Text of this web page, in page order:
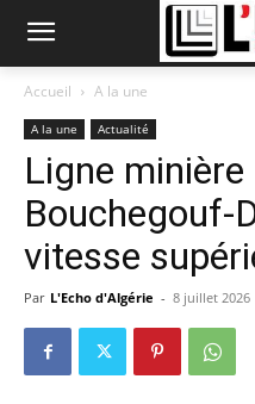
Accueil A la une
A la une Actualité
Ligne
Bouchegouf-
vitesse
Par L'Echo d'Algérie - 8 juillet 2026